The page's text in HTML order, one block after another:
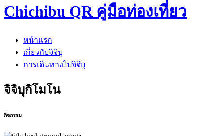
Chichibu QR คู่มือท่องเที่ยว
หน้าแรก
เกี่ยวกับจิจิบุ
การเดินทางไปจิจิบุ
จิจิบุกิโมโน
กิจกรรม